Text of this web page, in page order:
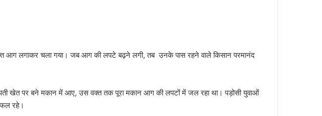
आग लगाकर चला गया। जब आग की लपटे बढ़ने लगी, तब उनके पास रहने वाले किसान परमानंद
खेत पर बने मकान में आए, उस वक्त तक पूरा मकान आग की लपटों में जल रहा था। पड़ोसी युवाओं
रहे।